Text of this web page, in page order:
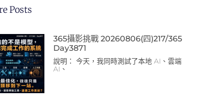
Posts
365攝影挑戰 20260806(四)217/365
Day3871
說明： 今天，我同時測試了本地 AI、雲端
AI、